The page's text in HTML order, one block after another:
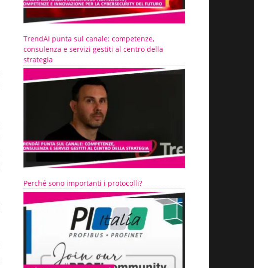
TrendAI punta sul canale: competenze,
consulenza e servizi gestiti al centro della
strategia
Perché sono importanti i protocolli?